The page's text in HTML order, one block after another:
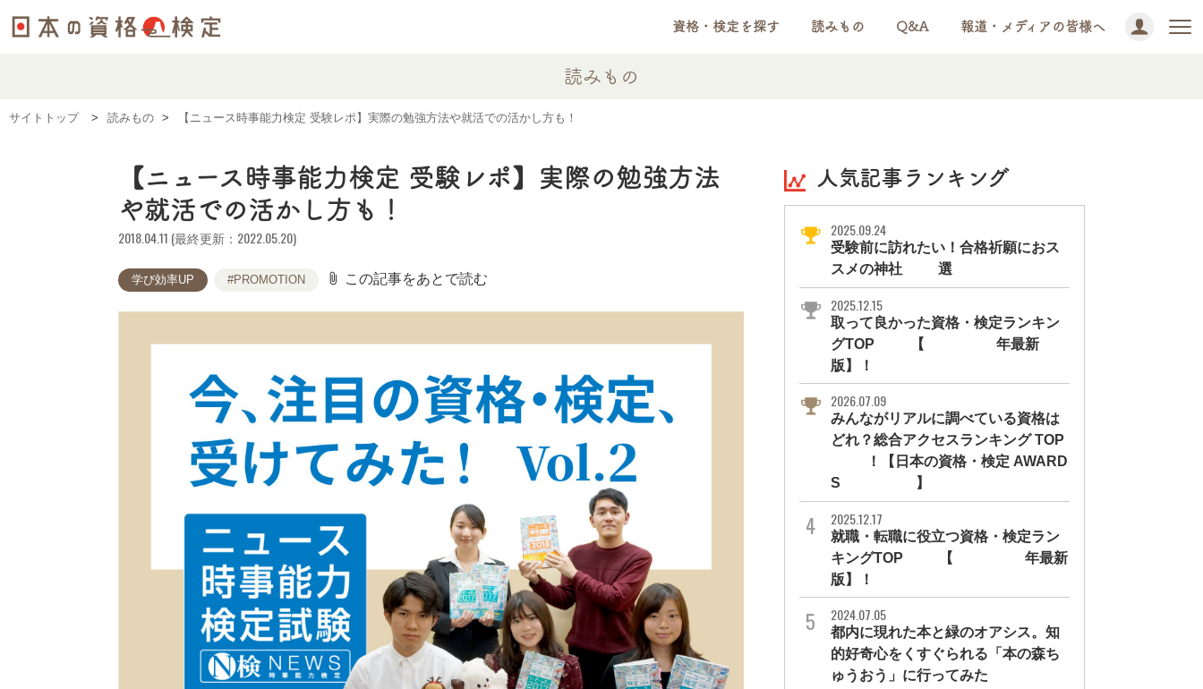
資格・検定を探す 読みもの Q&A 報道・メディアの皆様へ
読みもの
サイトトップ 読みもの 【ニュース時事能力検定 受験レポ】実際の勉強方法や就活での活かし方も！
【ニュース時事能力検定 受験レポ】実際の勉強方法
や就活での活かし方も！
2018.04.11 (最終更新：2022.05.20)
学び効率UP #PROMOTION attach_file この記事をあとで読む
人気記事ランキング
2025.09.24
受験前に訪れたい！合格祈願におス
スメの神社11選
2025.12.15
取って良かった資格・検定ランキン
グTOP10【2026年最新
版】！
2026.07.09
みんながリアルに調べている資格は
どれ？総合アクセスランキング TOP
10！【日本の資格・検定 AWARD
S 2026】
2025.12.17
就職・転職に役立つ資格・検定ラン
キングTOP30【2026年最新
版】！
2024.07.05
都内に現れた本と緑のオアシス。知
的好奇心をくすぐられる「本の森ち
ゅうおう」に行ってみた